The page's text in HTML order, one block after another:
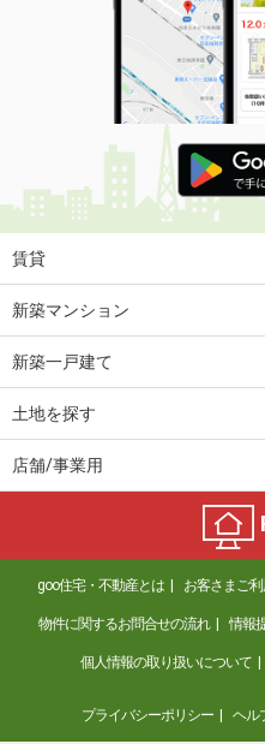
賃貸
新築マンション
新築一戸建て
土地を探す
店舗/事業用
goo住宅・不動産とは お客さまご
物件に関するお問合せの流れ 情報
個人情報の取り扱いについて
プライバシーポリシー ヘル